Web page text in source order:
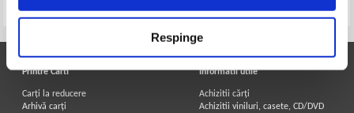
Respinge
Pagina:
Printre Carti
Carți la reducere
Arhivă carți
Informatii utile
Achizitii cărți
Achizitii viniluri, casete, CD/DVD